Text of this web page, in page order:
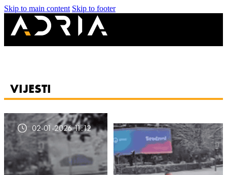
Skip to main content Skip to footer
VIJESTI
02-01-2026 11:12